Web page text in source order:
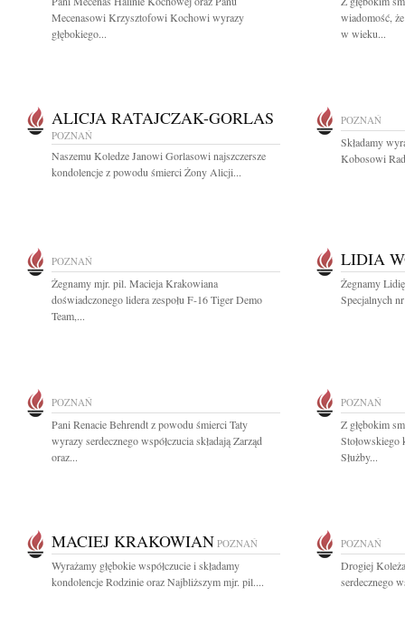
Mecenasowi Krzysztofowi Kochowi wyrazy
głębokiego...
wiadomość,
w wieku...
ALICJA RATAJCZAK-GORLAS
POZNAŃ
Naszemu Koledze Janowi Gorlasowi najszczersze
kondolencje z powodu śmierci Żony Alicji...
POZNAŃ
Składamy
Kobosowi
POZNAŃ
Żegnamy mjr. pil. Macieja Krakowiana
doświadczonego lidera zespołu F-16 Tiger Demo
Team,...
LIDIA
Żegnamy
Specjalnych
POZNAŃ
Pani Renacie Behrendt z powodu śmierci Taty
wyrazy serdecznego współczucia składają Zarząd
oraz...
POZNAŃ
Z głębokim
Służby...
MACIEJ KRAKOWIAN POZNAŃ
Wyrażamy głębokie współczucie i składamy
kondolencje Rodzinie oraz Najbliższym mjr. pil....
POZNAŃ
Drogiej
serdecznego